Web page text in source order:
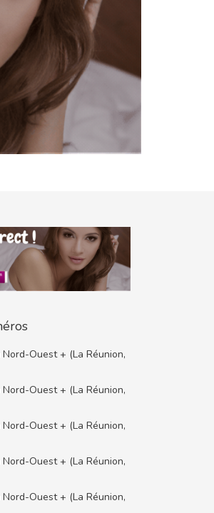
Nord-Ouest + (La Réunion,
Nord-Ouest + (La Réunion,
Nord-Ouest + (La Réunion,
Nord-Ouest + (La Réunion,
Nord-Ouest + (La Réunion,